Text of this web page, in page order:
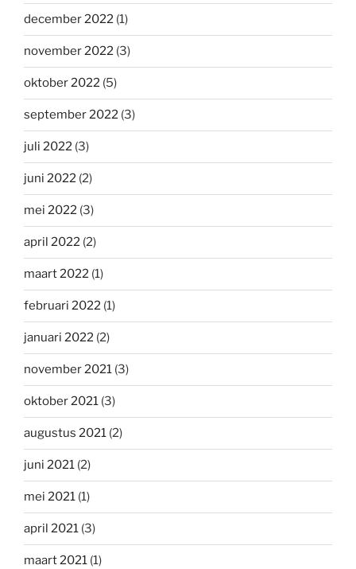
december 2022 (1)
november 2022 (3)
oktober 2022 (5)
september 2022 (3)
juli 2022 (3)
juni 2022 (2)
mei 2022 (3)
april 2022 (2)
maart 2022 (1)
februari 2022 (1)
januari 2022 (2)
november 2021 (3)
oktober 2021 (3)
augustus 2021 (2)
juni 2021 (2)
mei 2021 (1)
april 2021 (3)
maart 2021 (1)